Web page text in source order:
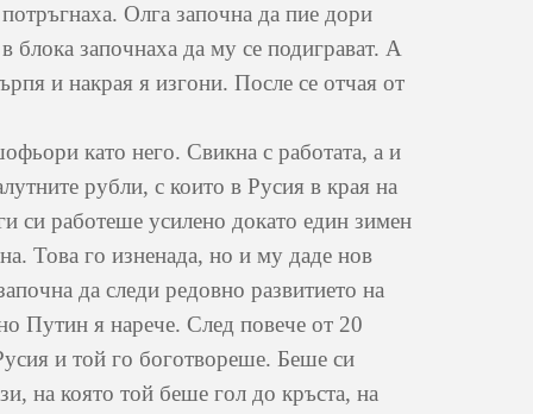
Олга започна да пие дори
блока започнаха да му се подиграват. А
и накрая я изгони. После се отчая от
като него. Свикна с работата, а и
рубли, с които в Русия в края на
си работеше усилено докато един зимен
Това го изненада, но и му даде нов
да следи редовно развитието на
Путин я нарече. След повече от 20
и той го боготвореше. Беше си
на която той беше гол до кръста, на